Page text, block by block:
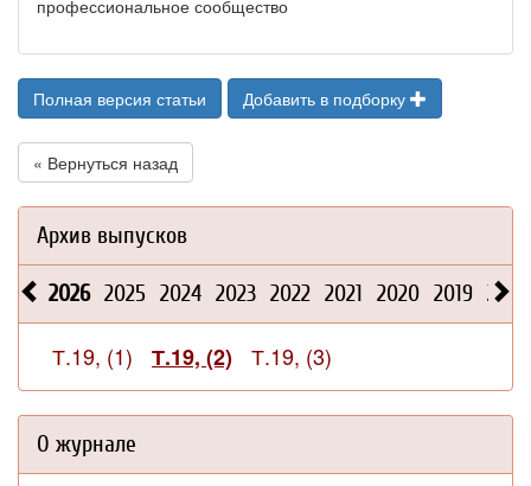
профессиональное сообщество
Полная версия статьи Добавить в подборку
« Вернуться назад
Архив выпусков
2026 2025 2024 2023 2022 2021 2020 2019 2018
Т.19, (1) Т.19, (2) Т.19, (3)
О журнале